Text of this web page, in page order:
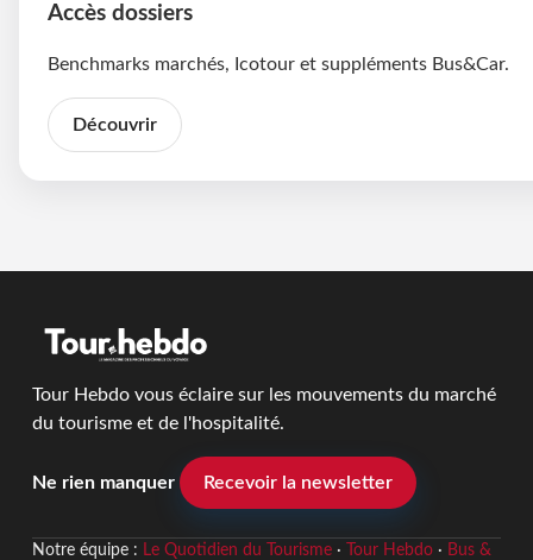
Accès dossiers
Benchmarks marchés, Icotour et suppléments Bus&Car.
Découvrir
Tour Hebdo vous éclaire sur les mouvements du marché
du tourisme et de l'hospitalité.
Ne rien manquer Recevoir la newsletter
Notre équipe : Le Quotidien du Tourisme· Tour Hebdo· Bus &